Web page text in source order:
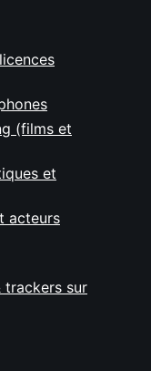
(films et
et
acteurs
trackers sur